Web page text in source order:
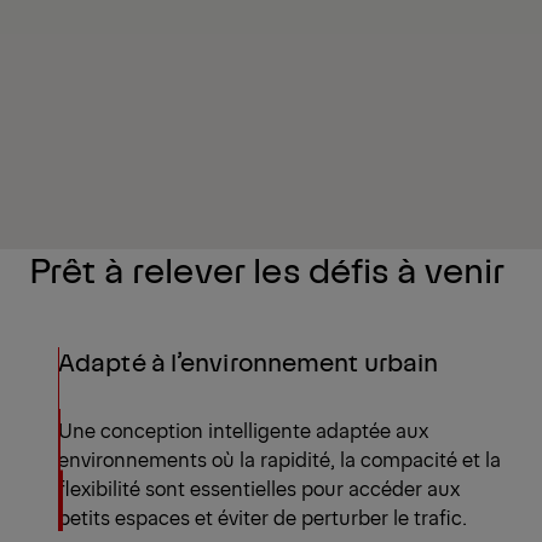
Prêt à relever les défis à venir
Adapté à l’environnement urbain
Une conception intelligente adaptée aux
environnements où la rapidité, la compacité et la
flexibilité sont essentielles pour accéder aux
petits espaces et éviter de perturber le trafic.